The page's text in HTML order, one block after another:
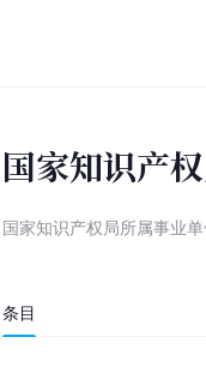
国家知识产
国家知识产权局所属事业
条目